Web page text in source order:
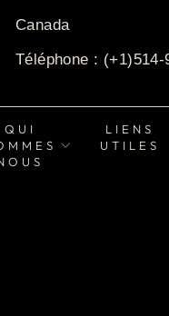
Canada
Téléphone : (+1)514-
QUI
LIENS
UTILES